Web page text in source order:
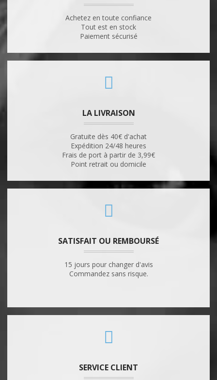
Achetez en toute confiance
Tout est en stock
Paiement sécurisé
LA LIVRAISON
Gratuite dès 40€ d'achat
Expédition 24/48 heures
Frais de port à partir de 3,99€
Point retrait ou domicile
SATISFAIT OU REMBOURSÉ
15 jours pour changer d'avis
Commandez sans risque.
SERVICE CLIENT